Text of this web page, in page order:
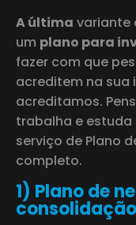
A última variante
um plano para
fazer com que
acreditem na
acreditamos.
trabalha e
serviço de Plano
completo.
1) Plano de